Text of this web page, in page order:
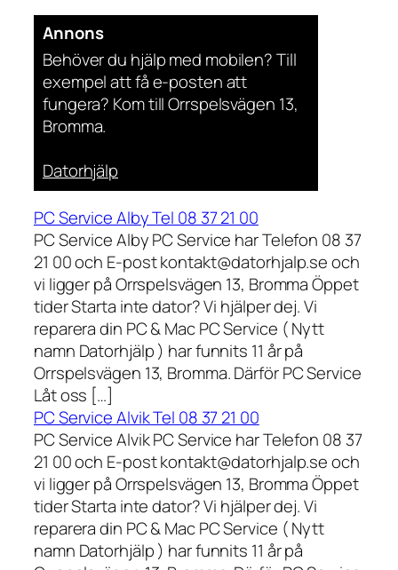
Annons
Behöver du hjälp med mobilen? Till
exempel att få e-posten att
fungera? Kom till Orrspelsvägen 13,
Bromma.
Datorhjälp
PC Service Alby Tel 08 37 21 00
PC Service Alby PC Service har Telefon 08 37
21 00 och E-post kontakt@datorhjalp.se och
vi ligger på Orrspelsvägen 13, Bromma Öppet
tider Starta inte dator? Vi hjälper dej. Vi
reparera din PC & Mac PC Service ( Nytt
namn Datorhjälp ) har funnits 11 år på
Orrspelsvägen 13, Bromma. Därför PC Service
Låt oss […]
PC Service Alvik Tel 08 37 21 00
PC Service Alvik PC Service har Telefon 08 37
21 00 och E-post kontakt@datorhjalp.se och
vi ligger på Orrspelsvägen 13, Bromma Öppet
tider Starta inte dator? Vi hjälper dej. Vi
reparera din PC & Mac PC Service ( Nytt
namn Datorhjälp ) har funnits 11 år på